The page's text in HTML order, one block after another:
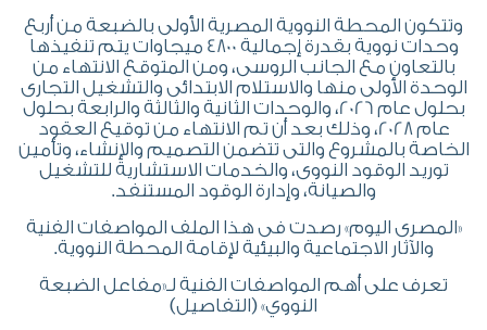
وتتكون المحطة النووية المصرية الأولى بالضبعة من أربع
وحدات نووية بقدرة إجمالية 4800 ميجاوات يتم تنفيذها
بالتعاون مع الجانب الروسى، ومن المتوقع الانتهاء من
الوحدة الأولى منها والاستلام الابتدائى والتشغيل التجارى
بحلول عام 2026، والوحدات الثانية والثالثة والرابعة بحلول
عام 2028، وذلك بعد أن تم الانتهاء من توقيع العقود
الخاصة بالمشروع والتى تتضمن التصميم والإنشاء، وتأمين
توريد الوقود النووى، والخدمات الاستشارية للتشغيل
والصيانة، وإدارة الوقود المستنفد.
«المصرى اليوم» رصدت فى هذا الملف المواصفات الفنية
والآثار الاجتماعية والبيئية لإقامة المحطة النووية.
تعرف على أهم المواصفات الفنية لـ«مفاعل الضبعة
النووي» (التفاصيل)